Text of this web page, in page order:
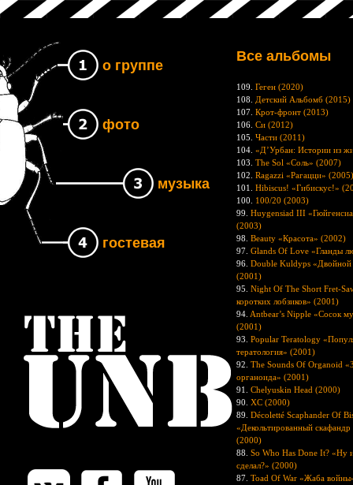
о группе
фото
музыка
гостевая
Группа The UNB
Все альбомы
109. Геген (2020)
108. Детский Альбомб (2015)
107. Крот-фронт (2013)
106. Си (2012)
105. Части (2011)
104. «Д’Урбан: Истории из
103. The Sol «Соль» (2007)
102. Ragazzi «Рагацци» (2005)
101. Hibiscus! «Гибискус!»
100. 100/20 (2003)
99. Huygensiad III
(2003)
98. Beauty «Красота» (2002)
97. Glands Of Love «Гланды
96. Double Kuldyps «Двойной
(2001)
95. Night Of The Short Fret-
коротких лобзиков» (2001)
94. Antbear’s Nipple «Сосок
(2001)
93. Popular Teratology
тератология» (2001)
92. The Sounds Of Organoid
органоида» (2001)
91. Chelyuskin Нead (2000)
90. XC (2000)
89. Décoletté Scaphander Of
«Декольтированный скафандр
(2000)
88. So Who Has Done It? «Ну
сделал?» (2000)
87. Toad Of War «Жаба